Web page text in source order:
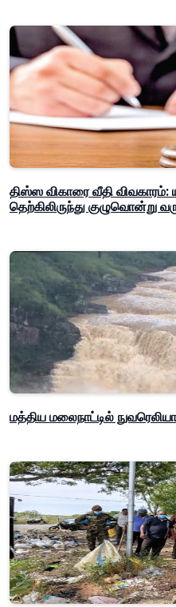
திஸ்ஸ விகாரை வீதி விவகாரம்:
தெற்கிலிருந்து குழுவொன்று
மத்திய மலைநாட்டில்